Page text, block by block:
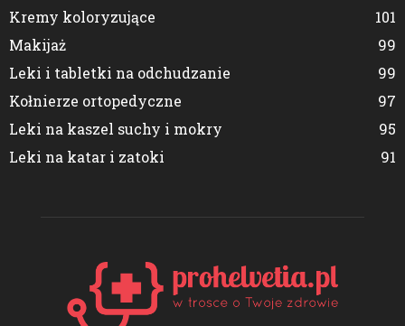
Kremy koloryzujące
101
Makijaż
99
Leki i tabletki na odchudzanie
99
Kołnierze ortopedyczne
97
Leki na kaszel suchy i mokry
95
Leki na katar i zatoki
91